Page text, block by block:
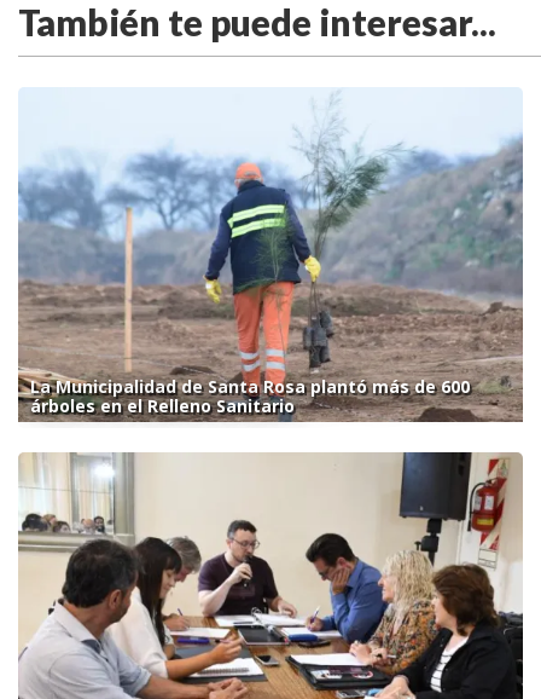
También te puede interesar...
La Municipalidad de Santa Rosa plantó más de 600
árboles en el Relleno Sanitario